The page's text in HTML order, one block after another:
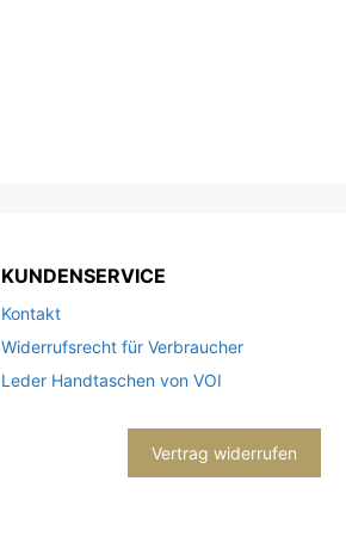
KUNDENSERVICE
Kontakt
Widerrufsrecht für Verbraucher
Leder Handtaschen von VOI
Vertrag widerrufen